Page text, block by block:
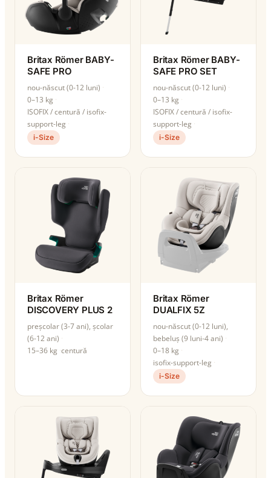
Britax Römer BABY-
SAFE PRO
nou-născut (0-12 luni)
0–13 kg
ISOFIX / centură / isofix-
support-leg
i-Size
Britax Römer BABY-
SAFE PRO SET
nou-născut (0-12 luni)
0–13 kg
ISOFIX / centură / isofix-
support-leg
i-Size
Britax Römer
DISCOVERY PLUS 2
preșcolar (3-7 ani), școlar
(6-12 ani)
15–36 kg centură
Britax Römer
DUALFIX 5Z
nou-născut (0-12 luni),
bebeluș (9 luni-4 ani)
0–18 kg
isofix-support-leg
i-Size